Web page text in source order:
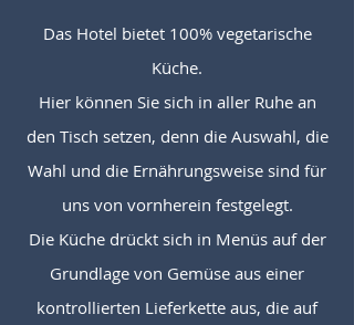
Das Hotel bietet 100% vegetarische
Küche.
Hier können Sie sich in aller Ruhe an
den Tisch setzen, denn die Auswahl, die
Wahl und die Ernährungsweise sind für
uns von vornherein festgelegt.
Die Küche drückt sich in Menüs auf der
Grundlage von Gemüse aus einer
kontrollierten Lieferkette aus, die auf